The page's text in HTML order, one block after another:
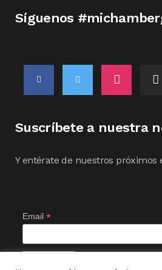
Síguenos
Suscríbete a nuestra
Y entérate de nuestros próximos
Email *